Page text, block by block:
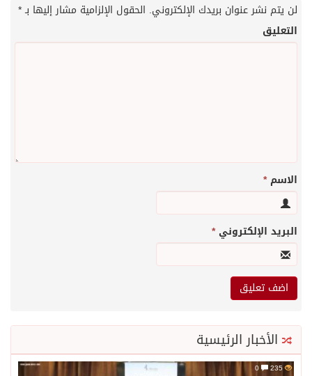
لن يتم نشر عنوان بريدك الإلكتروني. الحقول الإلزامية مشار إليها بـ*
التعليق
الاسم*
البريد الإلكتروني*
الأخبار الرئيسية
235